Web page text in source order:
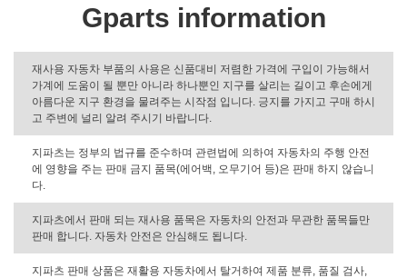
Gparts information
재사용 자동차 부품의 사용은 신품대비 저렴한 가격에 구입이 가능해서
가계에 도움이 될 뿐만 아니라 하나뿐인 지구를 살리는 길이고 후손에게
아름다운 지구 환경을 물려주는 시작점 입니다. 긍지를 가지고 구매 하시
고 주변에 널리 알려 주시기 바랍니다.
지파츠는 정부의 법규를 준수하며 관련법에 의하여 자동차의 주행 안전
에 영향을 주는 판매 금지 품목(에어백, 오무기어 등)은 판매 하지 않습니
다.
지파츠에서 판매 되는 재사용 품목은 자동차의 안전과 무관한 품목들만
판매 합니다. 자동차 안전은 안심해도 됩니다.
지파츠 판매 상품은 재활용 자동차에서 탈거하여 제품 분류, 품질 검사,